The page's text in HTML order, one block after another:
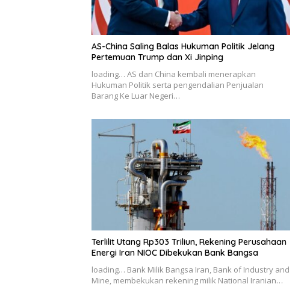
AS-China Saling Balas Hukuman Politik Jelang
Pertemuan Trump dan Xi Jinping
loading… AS dan China kembali menerapkan
Hukuman Politik serta pengendalian Penjualan
Barang Ke Luar Negeri…
Terlilit Utang Rp303 Triliun, Rekening Perusahaan
Energi Iran NIOC Dibekukan Bank Bangsa
loading… Bank Milik Bangsa Iran, Bank of Industry and
Mine, membekukan rekening milik National Iranian…